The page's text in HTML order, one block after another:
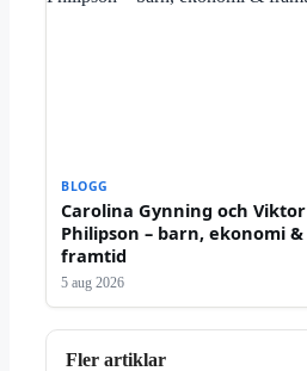
BLOGG
Carolina Gynning och Viktor
Philipson – barn, ekonomi &
framtid
5 aug 2026
Fler artiklar